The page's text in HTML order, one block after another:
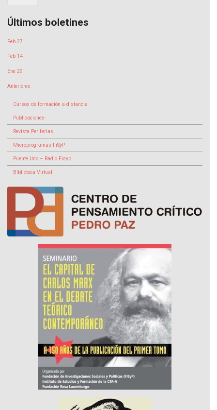
Últimos boletines
Feb 27
Feb 14
Ene 29
Anteriores
Cursos de formación a distancia
Publicaciones-
Revista Periferias
Microprogramas FiSyP
Puente Uno – Radio Fisyp
Biblioteca Virtual